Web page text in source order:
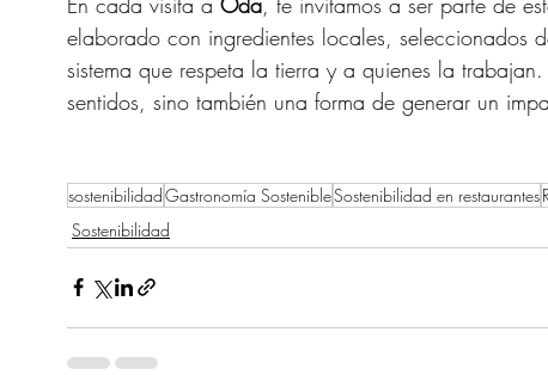
elaborado con ingredientes locales, seleccionados
sistema que respeta la tierra y a quienes la
sentidos, sino también una forma de generar un
sostenibilidadGastronomía SostenibleSostenibilidad en restaurantes
Sostenibilidad